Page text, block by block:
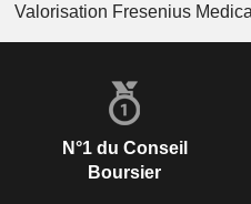
Valorisation Fresenius
N°1 du Conseil
Boursier